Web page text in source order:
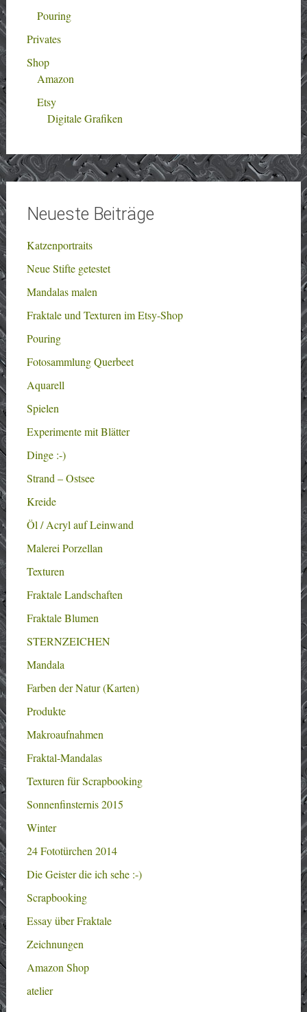
Pouring
Privates
Shop
Amazon
Etsy
Digitale Grafiken
Neueste Beiträge
Katzenportraits
Neue Stifte getestet
Mandalas malen
Fraktale und Texturen im Etsy-Shop
Pouring
Fotosammlung Querbeet
Aquarell
Spielen
Experimente mit Blätter
Dinge :-)
Strand – Ostsee
Kreide
Öl / Acryl auf Leinwand
Malerei Porzellan
Texturen
Fraktale Landschaften
Fraktale Blumen
STERNZEICHEN
Mandala
Farben der Natur (Karten)
Produkte
Makroaufnahmen
Fraktal-Mandalas
Texturen für Scrapbooking
Sonnenfinsternis 2015
Winter
24 Fototürchen 2014
Die Geister die ich sehe :-)
Scrapbooking
Essay über Fraktale
Zeichnungen
Amazon Shop
atelier